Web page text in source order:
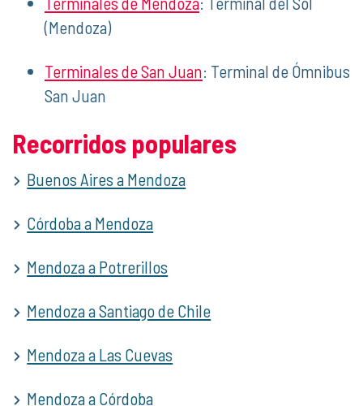
(Mendoza)
Terminales de San Juan: Terminal de Ómnibus
San Juan
Recorridos populares
Buenos Aires a Mendoza
Córdoba a Mendoza
Mendoza a Potrerillos
Mendoza a Santiago de Chile
Mendoza a Las Cuevas
Mendoza a Córdoba